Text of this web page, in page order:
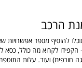
הרכב
להוסיף מספר אפשרויות
לקרוא מה כולל, כסא
חורפית) ועוד. עלות